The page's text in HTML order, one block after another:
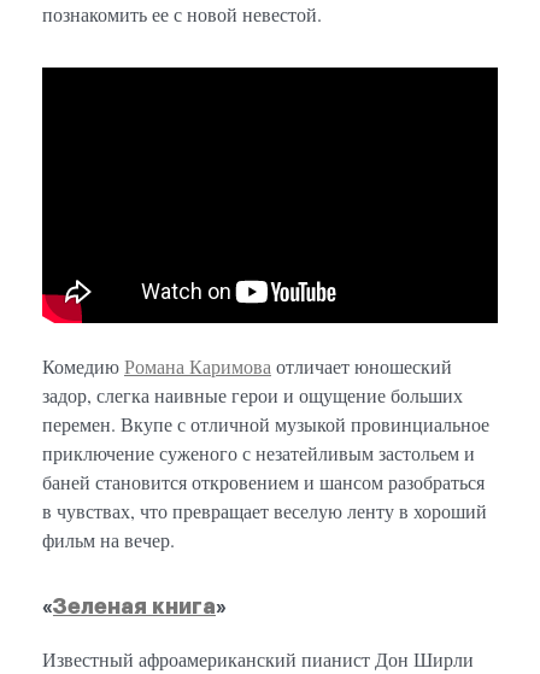
познакомить ее с новой невестой.
КомедиюРомана Каримоваотличает юношеский
задор, слегка наивные герои и ощущение больших
перемен. Вкупе с отличной музыкой провинциальное
приключение суженого с незатейливым застольем и
баней становится откровением и шансом разобраться
в чувствах, что превращает веселую ленту в хороший
фильм на вечер.
«Зеленая книга»
Известный афроамериканский пианист Дон Ширли